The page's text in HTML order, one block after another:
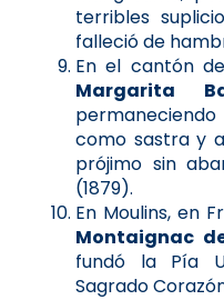
terribles
falleció de
En el cantón
Margarita
como sastra y
prójimo sin
(1879).
En Moulins, en
Montaignac
fundó la Pía
Sagrado